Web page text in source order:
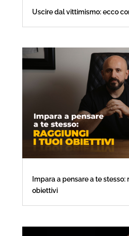
Uscire dal vittimismo: ecco
Impara a pensare a te
obiettivi